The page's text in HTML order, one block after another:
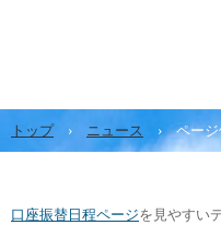
トップ › ニュース › ペー
口座振替日程ページを見やすい